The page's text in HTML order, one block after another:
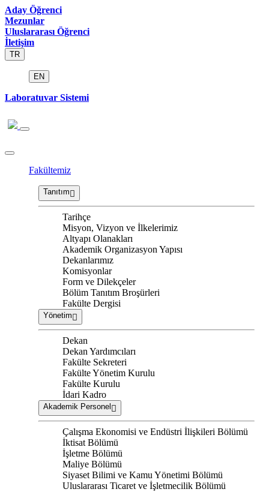
Aday Öğrenci
Mezunlar
Uluslararası Öğrenci
İletişim
TR
EN
Laboratuvar Sistemi
Fakültemiz
Tanıtım
Tarihçe
Misyon, Vizyon ve İlkelerimiz
Altyapı Olanakları
Akademik Organizasyon Yapısı
Dekanlarımız
Komisyonlar
Form ve Dilekçeler
Bölüm Tanıtım Broşürleri
Fakülte Dergisi
Yönetim
Dekan
Dekan Yardımcıları
Fakülte Sekreteri
Fakülte Yönetim Kurulu
Fakülte Kurulu
İdari Kadro
Akademik Personel
Çalışma Ekonomisi ve Endüstri İlişkileri Bölümü
İktisat Bölümü
İşletme Bölümü
Maliye Bölümü
Siyaset Bilimi ve Kamu Yönetimi Bölümü
Uluslararası Ticaret ve İşletmecilik Bölümü